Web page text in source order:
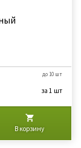
до 10 шт
за 1 шт
В корзину